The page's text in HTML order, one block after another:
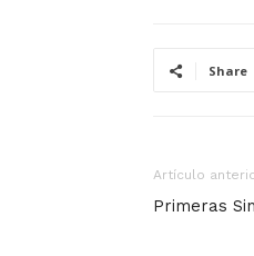
Share
Artículo
Primeras